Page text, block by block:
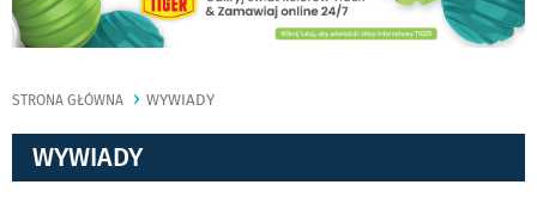
STRONA GŁÓWNA WYWIADY
WYWIADY